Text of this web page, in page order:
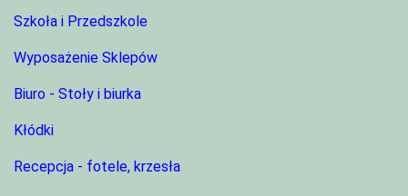
Szkoła i Przedszkole
Wyposażenie Sklepów
Biuro - Stoły i biurka
Kłódki
Recepcja - fotele, krzesła